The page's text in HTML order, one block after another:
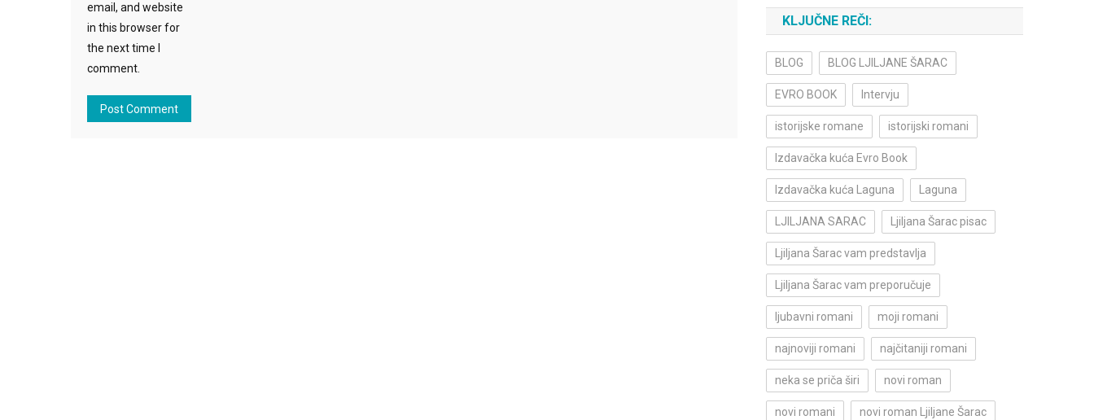
email, and website
in this browser for
the next time I
comment.
KLJUČNE REČI:
BLOG BLOG LJILJANE ŠARAC
EVRO BOOK Intervju
istorijske romane istorijski romani
Izdavačka kuća Evro Book
Izdavačka kuća Laguna Laguna
LJILJANA SARAC Ljiljana Šarac pisac
Ljiljana Šarac vam predstavlja
Ljiljana Šarac vam preporučuje
ljubavni romani moji romani
najnoviji romani najčitaniji romani
neka se priča širi novi roman
novi romani novi roman Ljiljane Šarac